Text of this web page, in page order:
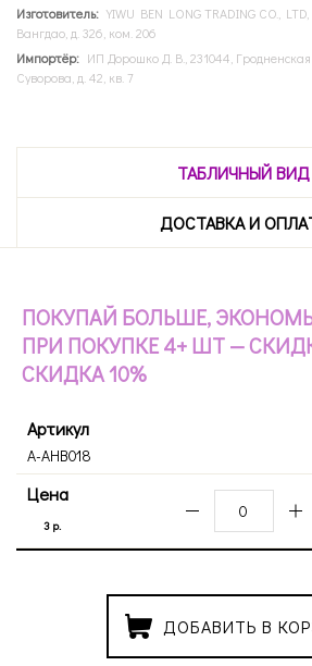
Изготовитель: YIWU BEN LONG TRADING CO.,
Вангдао, д. 326, ком. 206
Импортёр: ИП Дорошко Д. В., 231044, Гродненская
Суворова, д. 42, кв. 7
ТАБЛИЧНЫЙ ВИД
ДОСТАВКА И
ПОКУПАЙ БОЛЬШЕ,
ПРИ ПОКУПКЕ 4+ ШТ —
СКИДКА 10%
Артикул
A-AHB018
Цена
3 р.
ДОБАВИТЬ В